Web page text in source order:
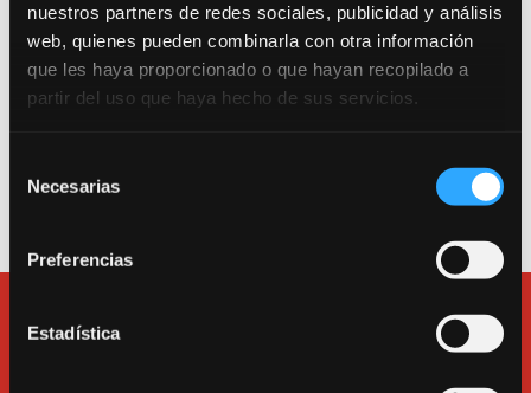
nuestros partners de redes sociales, publicidad y análisis
web, quienes pueden combinarla con otra información
que les haya proporcionado o que hayan recopilado a
partir del uso que haya hecho de sus servicios.
Necesarias
Preferencias
Estadística
Entrada como público a la sala de teatro: Calle
Canarias 16. 280045. Madrid.
Entrada a la escuela, a las salas de alquiler y a la
e-mail:bululu@bululu2120.com